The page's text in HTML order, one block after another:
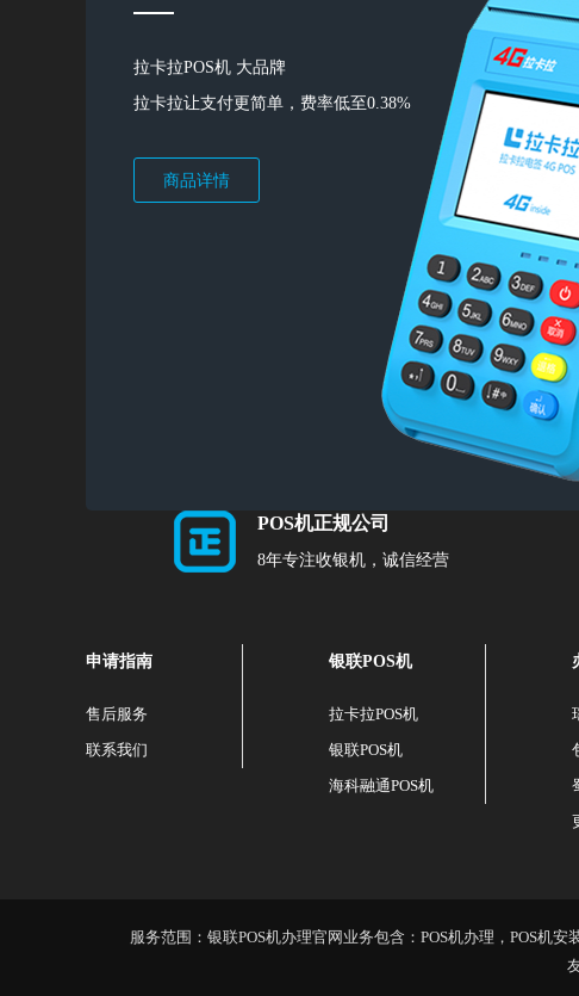
拉卡拉POS机 大品牌
拉卡拉让支付更简单，费率低至0.38%
商品详情
POS机正规公司
8年专注收银机，诚信经营
申请指南
售后服务
联系我们
银联POS机
拉卡拉POS机
银联POS机
海科融通POS机
服务范围：银联POS机办理官网业务包含：POS机办理，POS机